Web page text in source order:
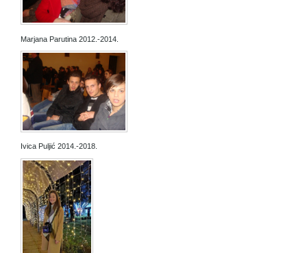
Marjana Parutina 2012.-2014.
Ivica Puljić 2014.-2018.